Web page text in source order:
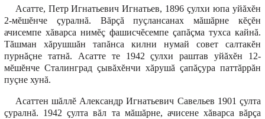
Асатте, Петр Игнатьевич Игнатьев, 1896 çулхи юпа уйăхĕн
2-мĕшĕнче çуралнă. Вăрçă пуçлансанах мăшăрне кĕçĕн
ачисемпе хăварса нимĕç фашисчĕсемпе çапăçма тухса кайнă.
Тăшман хăрушшăн тапăнса килни нумай совет салтакĕн
пурнăçне татнă. Асатте те 1942 çулхи раштав уйăхĕн 12-
мĕшĕнче Сталинград çывăхĕнчи хăрушă çапăçура паттăррăн
пуçне хунă.
Асаттен шăллĕ Александр Игнатьевич Савельев 1901 çулта
çуралнă. 1942 çулта вăл та мăшăрне, ачисене хăварса вăрçа